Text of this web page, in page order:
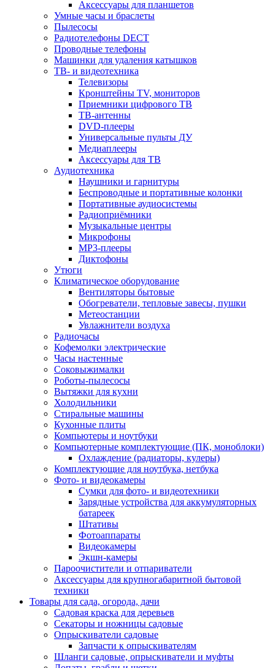
Аксессуары для планшетов
Умные часы и браслеты
Пылесосы
Радиотелефоны DECT
Проводные телефоны
Машинки для удаления катышков
ТВ- и видеотехника
Телевизоры
Кронштейны TV, мониторов
Приемники цифрового ТВ
ТВ-антенны
DVD-плееры
Универсальные пульты ДУ
Медиаплееры
Аксессуары для ТВ
Аудиотехника
Наушники и гарнитуры
Беспроводные и портативные колонки
Портативные аудиосистемы
Радиоприёмники
Музыкальные центры
Микрофоны
MP3-плееры
Диктофоны
Утюги
Климатическое оборудование
Вентиляторы бытовые
Обогреватели, тепловые завесы, пушки
Метеостанции
Увлажнители воздуха
Радиочасы
Кофемолки электрические
Часы настенные
Соковыжималки
Роботы-пылесосы
Вытяжки для кухни
Холодильники
Стиральные машины
Кухонные плиты
Компьютеры и ноутбуки
Компьютерные комплектующие (ПК, моноблоки)
Охлаждение (радиаторы, кулеры)
Комплектующие для ноутбука, нетбука
Фото- и видеокамеры
Сумки для фото- и видеотехники
Зарядные устройства для аккумуляторных
батареек
Штативы
Фотоаппараты
Видеокамеры
Экшн-камеры
Пароочистители и отпариватели
Аксессуары для крупногабаритной бытовой
техники
Товары для сада, огорода, дачи
Садовая краска для деревьев
Секаторы и ножницы садовые
Опрыскиватели садовые
Запчасти к опрыскивателям
Шланги садовые, опрыскиватели и муфты